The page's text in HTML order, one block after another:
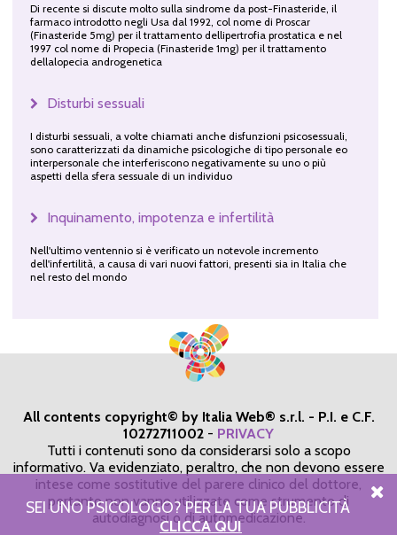
Di recente si discute molto sulla sindrome da post-Finasteride, il
farmaco introdotto negli Usa dal 1992, col nome di Proscar
(Finasteride 5mg) per il trattamento dellipertrofia prostatica e nel
1997 col nome di Propecia (Finasteride 1mg) per il trattamento
dellalopecia androgenetica
Disturbi sessuali
I disturbi sessuali, a volte chiamati anche disfunzioni psicosessuali,
sono caratterizzati da dinamiche psicologiche di tipo personale eo
interpersonale che interferiscono negativamente su uno o più
aspetti della sfera sessuale di un individuo
Inquinamento, impotenza e infertilità
Nell'ultimo ventennio si è verificato un notevole incremento
dell'infertilità, a causa di vari nuovi fattori, presenti sia in Italia che
nel resto del mondo
All contents copyright© by Italia Web® s.r.l. - P.I. e C.F.
10272711002 - PRIVACY
Tutti i contenuti sono da considerarsi solo a scopo
informativo. Va evidenziato, peraltro, che non devono essere
intese come sostitutive del parere clinico del dottore,
pertanto non vanno utilizzate come strumento di
autodiagnosi o di automedicazione.
SEI UNO PSICOLOGO? PER LA TUA PUBBLICITÀ
CLICCA QUI